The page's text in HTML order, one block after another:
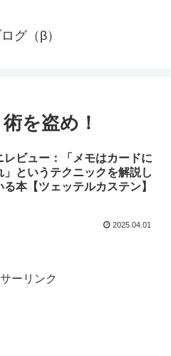
グ（β）
を盗め！
レビュー：「メモはカードに
」というテクニックを解説し
る本【ツェッテルカステン】
2025.04.01
ーリンク